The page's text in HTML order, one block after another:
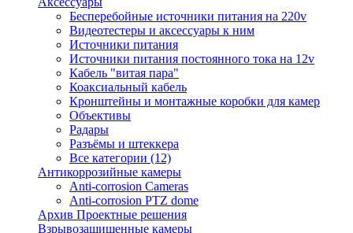
Бесперебойные источники питания на 220v
Видеотестеры и аксессуары к ним
Источники питания
Источники питания постоянного тока на 12v
Кабель "витая пара"
Коаксиальный кабель
Кронштейны и монтажные коробки для камер
Объективы
Радары
Разъёмы и штеккера
Все категории (12)
Антикоррозийные камеры
Anti-corrosion Cameras
Anti-corrosion PTZ dome
Архив Проектные решения
Взрывозащищенные камеры